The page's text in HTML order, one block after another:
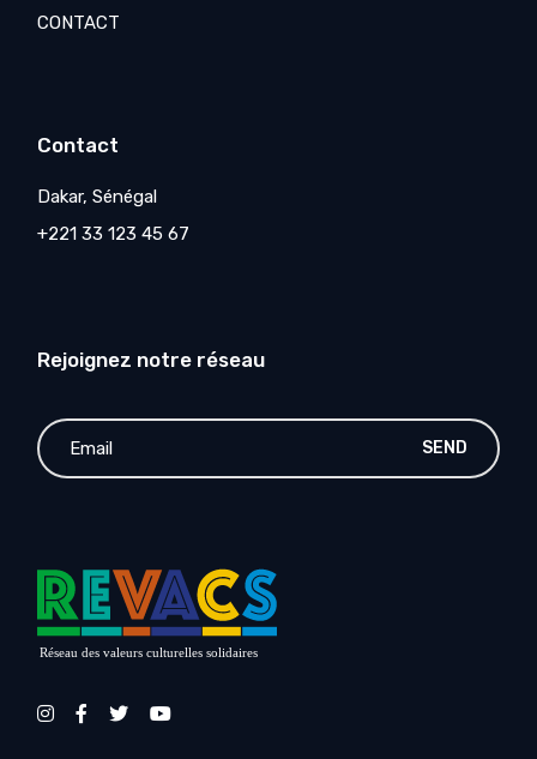
CONTACT
Contact
Dakar, Sénégal
+221 33 123 45 67
Rejoignez notre réseau
SEND
Réseau des valeurs culturelles solidaires